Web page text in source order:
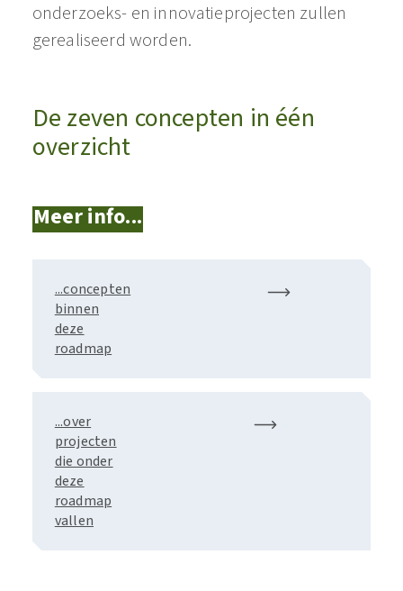
onderzoeks- en innovatieprojecten zullen
gerealiseerd worden.
De zeven concepten in één
overzicht
Meer info...
...concepten
binnen
deze
roadmap
...over
projecten
die onder
deze
roadmap
vallen